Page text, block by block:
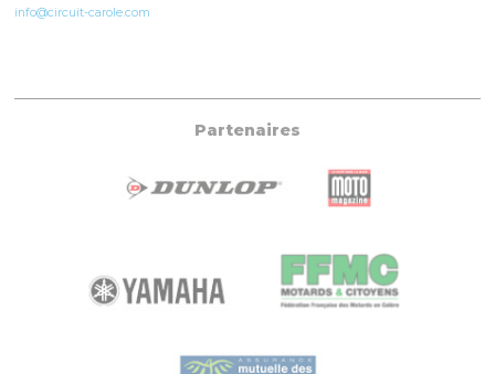
info@circuit-carole.com
Partenaires